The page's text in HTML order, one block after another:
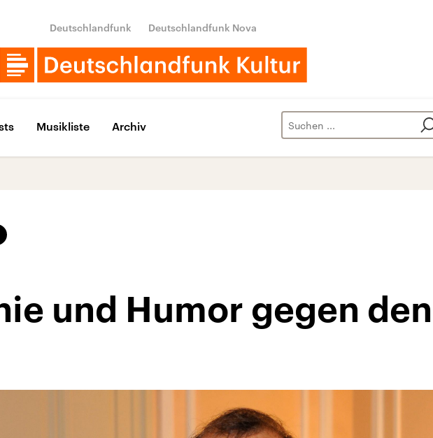
Deutschlandfunk Deutschlandfunk Nova
Musikliste Archiv
und Humor gegen den